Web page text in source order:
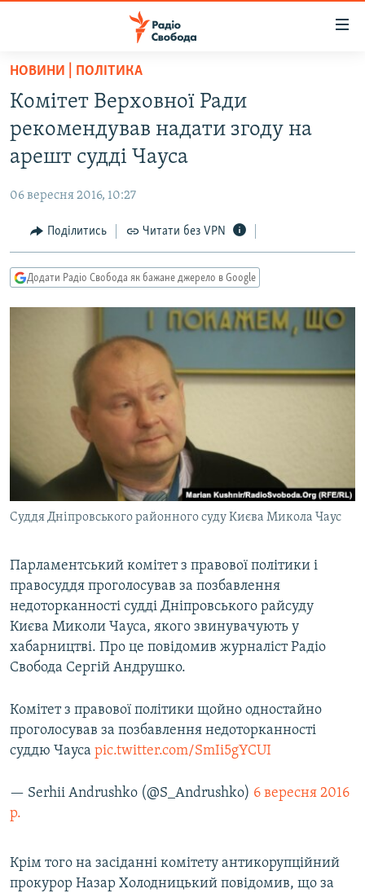
Перейти
основного
матеріалу
Перейти
до
основної
навігації
Перейти
до
пошуку
СТАТТІ
ЕКОНОМІКА
СУСПІЛЬСТВО
РОСІЙСЬКА «ФІЛЬТРАЦІЯ»
ДОНБАС.РЕАЛІЇ
ТИ ЯК?
КИТАЙ.ВИКЛИКИ
МУЛЬТИМЕДІА
СПЕЦПРОЄКТИ
ПОДКАСТИ
КРИМ РЕАЛІЇ
УКР
КТАТ
Усі сайти RFE/RL
НОВИНИ | ПОЛІТИКА
Комітет Верховної Ради
рекомендував надати згоду на
арешт судді Чауса
06 вересня 2016, 10:27
Поділитись Читати без VPN
Додати Радіо Свобода як бажане джерело в Google
Суддя Дніпровського районного суду Києва Микола Чаус
Парламентський комітет з правової політики і
правосуддя проголосував за позбавлення
недоторканності судді Дніпровського райсуду
Києва Миколи Чауса, якого звинувачують у
хабарництві. Про це повідомив журналіст Радіо
Свобода Сергій Андрушко.
Комітет з правової політики щойно одностайно
проголосував за позбавлення недоторканності
суддю Чауса pic.twitter.com/SmIi5gYCUI
— Serhii Andrushko (@S_Andrushko) 6 вересня 2016
р.
Крім того на засіданні комітету антикорупційний
прокурор Назар Холодницький повідомив, що за